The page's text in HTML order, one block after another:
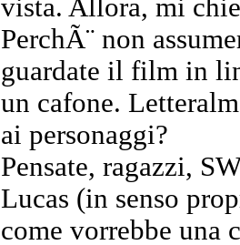
vista. Allora, mi
PerchÃ¨ non
guardate il film in
un cafone.
ai personaggi?
Pensate, ragazzi,
Lucas (in senso
come vorrebbe una